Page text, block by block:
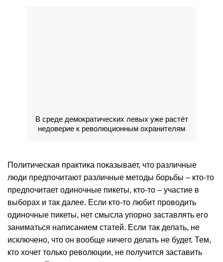
В среде демократических левых уже растёт
недоверие к революционным охранителям
Политическая практика показывает, что различные
люди предпочитают различные методы борьбы – кто-то
предпочитает одиночные пикеты, кто-то – участие в
выборах и так далее. Если кто-то любит проводить
одиночные пикеты, нет смысла упорно заставлять его
заниматься написанием статей. Если так делать, не
исключено, что он вообще ничего делать не будет. Тем,
кто хочет только революции, не получится заставить